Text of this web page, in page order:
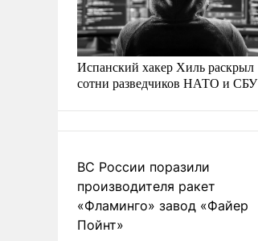
Испанский хакер Хиль раскрыл
сотни разведчиков НАТО и СБУ
ВС России поразили
производителя ракет
«Фламинго» завод «Файер
Пойнт»